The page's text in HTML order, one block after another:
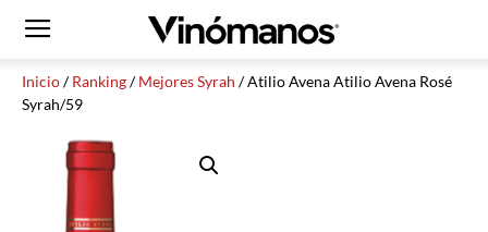
Inicio/Ranking/Mejores Syrah / Atilio Avena Atilio Avena Rosé
Syrah/59